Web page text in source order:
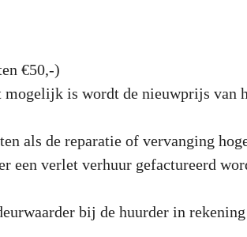
€50,-)
is wordt de nieuwprijs van
als de reparatie of vervanging
een verlet verhuur gefactureerd
bij de huurder in